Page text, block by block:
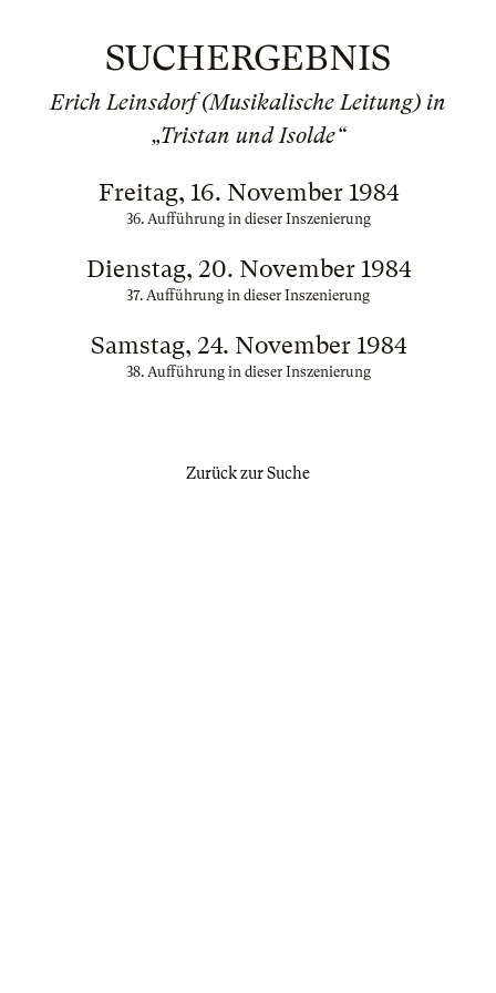
SUCHERGEBNIS
Erich Leinsdorf (Musikalische Leitung) in
„Tristan und Isolde“
Freitag, 16. November 1984
36. Aufführung in dieser Inszenierung
Dienstag, 20. November 1984
37. Aufführung in dieser Inszenierung
Samstag, 24. November 1984
38. Aufführung in dieser Inszenierung
Zurück zur Suche